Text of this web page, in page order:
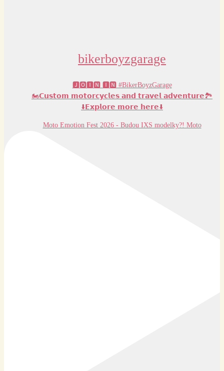
bikerboyzgarage
🅹🅾🅸🅽 🅸🅽 #BikerBoyzGarage
🏍️𝗖𝘂𝘀𝘁𝗼𝗺 𝗺𝗼𝘁𝗼𝗿𝗰𝘆𝗰𝗹𝗲𝘀 𝗮𝗻𝗱 𝘁𝗿𝗮𝘃𝗲𝗹 𝗮𝗱𝘃𝗲𝗻𝘁𝘂𝗿𝗲🏞️
⬇️𝗘𝘅𝗽𝗹𝗼𝗿𝗲 𝗺𝗼𝗿𝗲 𝗵𝗲𝗿𝗲⬇️
Moto Emotion Fest 2026 - Budou IXS modelky?! Moto